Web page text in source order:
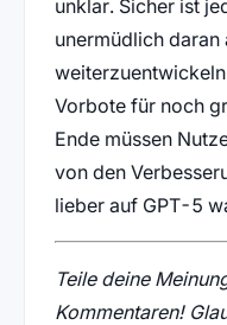
unklar. Sicher ist
unermüdlich
Vorbote für noch
Ende müssen
von den
lieber auf GPT-5
Teile deine
Kommentaren!